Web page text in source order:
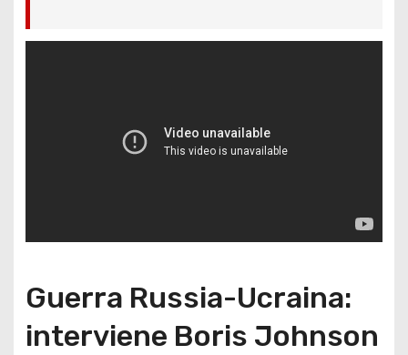
Guerra Russia-Ucraina:
interviene Boris Johnson